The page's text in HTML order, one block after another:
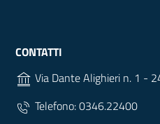
CONTATTI
Via Dante Alighieri n. 1 -
Telefono: 0346.22400